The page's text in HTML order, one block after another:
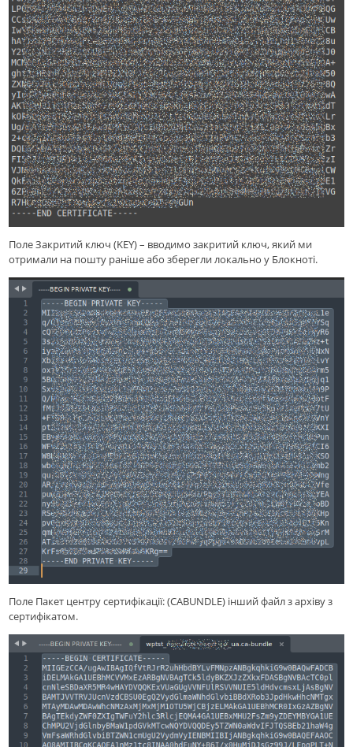
Поле Закритий ключ (KEY) – вводимо закритий ключ, який ми
отримали на пошту раніше або зберегли локально у Блокноті.
Поле Пакет центру сертифікації: (CABUNDLE) інший файл з архіву з
сертифікатом.